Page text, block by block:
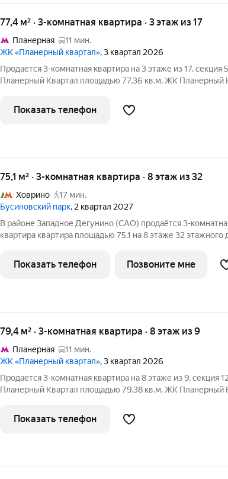
77,4 м² · 3-комнатная квартира · 3 этаж из 17
Планерная
11 мин.
ЖК «Планерный квартал», 3 квартал 2026
Продается 3-комнатная квартира на 3 этаже из 17, секция
Планерный Квартал площадью 77.36 кв.м. ЖК Планерный
технологий, отличной экологии и транспортной
Комплекс
Показать телефон
75,1 м² · 3-комнатная квартира · 8 этаж из 32
Ховрино
17 мин.
Бусиновский парк, 2 квартал 2027
В районе Западное Дегунино (САО) продаётся 3-
квартира квартира площадью 75.1 на 8 этаже 32 этажного
расположение: 20 минут пешком до станций метро
15 минут от МЦД
Показать телефон Позвоните мне
79,4 м² · 3-комнатная квартира · 8 этаж из 9
Планерная
11 мин.
ЖК «Планерный квартал», 3 квартал 2026
Продается 3-комнатная квартира на 8 этаже из 9, секция
Планерный Квартал площадью 79.38 кв.м. ЖК Планерный
технологий, отличной экологии и транспортной
Комплекс
Показать телефон